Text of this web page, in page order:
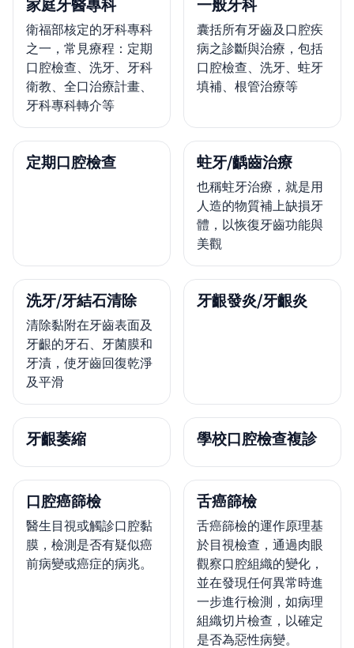
家庭牙醫專科
衛福部核定的牙科專科
之一，常見療程：定期
口腔檢查、洗牙、牙科
衛教、全口治療計畫、
牙科專科轉介等
一般牙科
囊括所有牙齒及口腔疾
病之診斷與治療，包括
口腔檢查、洗牙、蛀牙
填補、根管治療等
定期口腔檢查 蛀牙/齲齒治療
也稱蛀牙治療，就是用
人造的物質補上缺損牙
體，以恢復牙齒功能與
美觀
洗牙/牙結石清除
清除黏附在牙齒表面及
牙齦的牙石、牙菌膜和
牙漬，使牙齒回復乾淨
及平滑
牙齦發炎/牙齦炎
牙齦萎縮 學校口腔檢查複診
口腔癌篩檢
醫生目視或觸診口腔黏
膜，檢測是否有疑似癌
前病變或癌症的病兆。
舌癌篩檢
舌癌篩檢的運作原理基
於目視檢查，通過肉眼
觀察口腔組織的變化，
並在發現任何異常時進
一步進行檢測，如病理
組織切片檢查，以確定
是否為惡性病變。